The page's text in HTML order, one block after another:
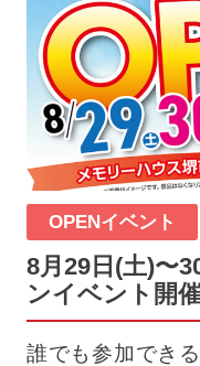
OPENイベント
8月29日(土)〜
ンイベント開催
誰でも参加でき